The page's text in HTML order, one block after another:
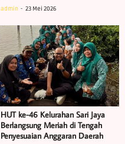
admin 23 Mei 2026
HUT ke-46 Kelurahan Sari Jaya
Berlangsung Meriah di Tengah
Penyesuaian Anggaran Daerah